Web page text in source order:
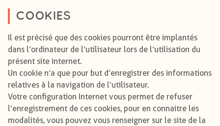
COOKIES
Il est précisé que des cookies pourront être implantés
dans l’ordinateur de l’utilisateur lors de l’utilisation du
présent site internet.
Un cookie n’a que pour but d’enregistrer des informations
relatives à la navigation de l’utilisateur.
Votre configuration Internet vous permet de refuser
l’enregistrement de ces cookies, pour en connaitre les
modalités, vous pouvez vous renseigner sur le site de la